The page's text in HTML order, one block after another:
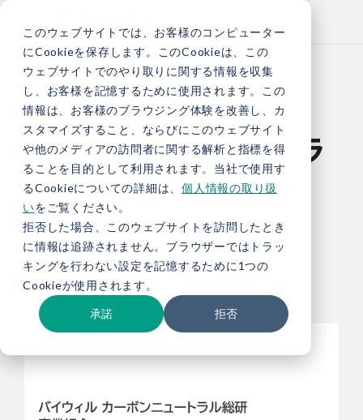
このウェブサイトでは、お客様のコンピューター
にCookieを保存します。このCookieは、この
ウェブサイトでのやり取りに関する情報を収集
し、お客様を記憶するために使用されます。この
情報は、お客様のブラウジング体験を改善し、カ
スタマイズすること、ならびにこのウェブサイト
や他のメディアの訪問者に関する解析と指標を得
ることを目的として利用されます。当社で使用す
るCookieについての詳細は、 個人情報の取り扱
いをご覧ください。
拒否した場合、このウェブサイトを訪問したとき
に情報は追跡されません。ブラウザーではトラッ
キングを行わない設定を記憶するために1つの
Cookieが使用されます。
承諾 拒否
カーボンニュートラ
ル総研 事業紹介